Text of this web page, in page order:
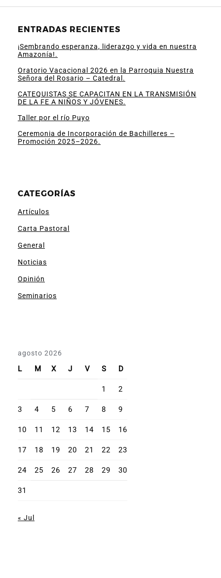
ENTRADAS RECIENTES
¡Sembrando esperanza, liderazgo y vida en nuestra
Amazonía!.
Oratorio Vacacional 2026 en la Parroquia Nuestra
Señora del Rosario – Catedral.
CATEQUISTAS SE CAPACITAN EN LA TRANSMISIÓN
DE LA FE A NIÑOS Y JÓVENES.
Taller por el río Puyo
Ceremonia de Incorporación de Bachilleres –
Promoción 2025–2026.
CATEGORÍAS
Artículos
Carta Pastoral
General
Noticias
Opinión
Seminarios
agosto 2026
L M X J V S D
1 2
3 4 5 6 7 8 9
10 11 12 13 14 15 16
17 18 19 20 21 22 23
24 25 26 27 28 29 30
31
« Jul